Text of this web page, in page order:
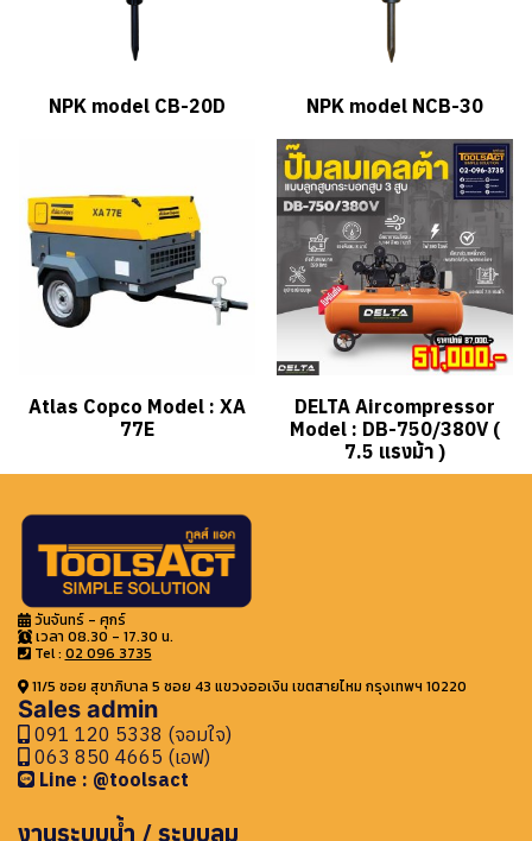
NPK model CB-20D NPK model NCB-30
Atlas Copco Model : XA
77E
DELTA Aircompressor
Model : DB-750/380V (
7.5 แรงม้า )
วันจันทร์ - ศุกร์
เวลา 08.30 - 17.30 น.
Tel : 02 096 3735
11/5 ซอย สุขาภิบาล 5 ซอย 43 แขวงออเงิน เขตสายไหม กรุงเทพฯ 10220
Sales admin
091 120 5338 (จอมใจ)
063 850 4665 (เอฟ)
Line : @toolsact
งานระบบน้ำ / ระบบลม